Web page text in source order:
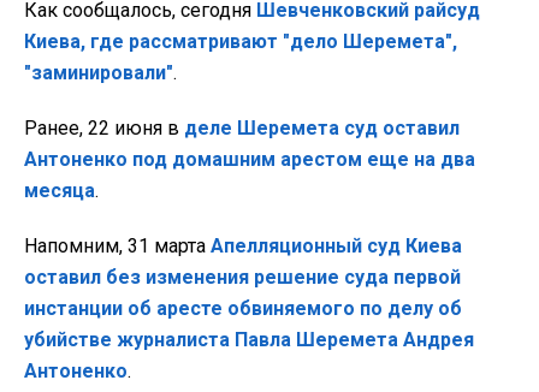
Как сообщалось, сегодня Шевченковский райсуд
Киева, где рассматривают "дело Шеремета",
"заминировали".
Ранее, 22 июня в деле Шеремета суд оставил
Антоненко под домашним арестом еще на два
месяца.
Напомним, 31 марта Апелляционный суд Киева
оставил без изменения решение суда первой
инстанции об аресте обвиняемого по делу об
убийстве журналиста Павла Шеремета Андрея
Антоненко.